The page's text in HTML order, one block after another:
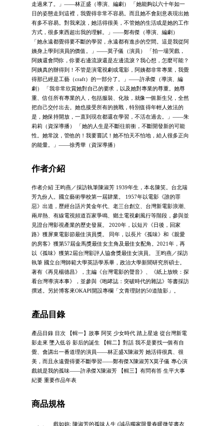
走過來了。」——林正盛（導演、編劇） 「她能夠以六十年如一
日的姿態走到這裡，我覺得非常不容易。而且她不會刻意表現出她
有多不容易。對我來說，她活得很美，不管她的生活或是她的工作
方式，很多東西超出我的理解。」——鄭有傑（導演、編劇）
「她永遠都覺得要不斷的學習，永遠都有進步的空間。這是我從阿
姨身上學到演員的價值。」——莫子儀（演員） 「拍一場哭戲，
阿姨還會問你，你要右邊流淚還是左邊流淚？我心想，怎麼可能？
阿姨真的辦得到！不管是演電視劇或電影，阿姨都非常專業，我覺
得那已經是工藝（craft）的一部分了。」——許承傑（導演、編
劇） 「我非常欣賞她對自己的要求，以及她對專業的尊重。她尊
重、信任所有專業的人，包括服裝、化妝，就像一個新生兒，全然
把自己交付出去。她也接受所有的挑戰，特別值得年輕人效法的
是，她保持開放，一直到現在都還在學習，不活在過去。」——朱
莉莉（資深導播） 「她的人生是不斷往前衝，不斷開發新的可能
性。她常說，管他的！我要嘗試！她不怕天不怕地，給人很多正向
的能量。」——徐秀華（資深導播）
作者介紹
作者介紹 王昀燕／採訪執筆陳淑芳 1939年生，本名陳笑。台北瑞
芳九份人。國立藝術學校第一屆肄業。 1957年以電影《誰的罪
惡》出道，歷經台語片黃金年代、老三台創立、台灣新電影浪潮、
兩岸熱、有線電視頻道百家爭鳴、鄉土電視劇風行等階段，參與並
見證台灣影視產業的歷史發展。 2020年，以短片《日後，回家
路》獲屏東電影節最佳演員獎。 同年，以長片《孤味》和《親愛
的房客》獲第57屆金馬獎最佳女主角及最佳女配角。2021年，再
以《孤味》獲第2屆台灣影評人協會獎最佳女演員。 王昀燕／採訪
執筆 國立台灣師範大學英語學系畢，政治大學新聞研究所碩士。
著有《再見楊德昌》，主編《台灣電影的聲音》、《紙上放映：探
看台灣導演本事》，並參與《咆哮誌：突破時代的雜誌》等書採訪
撰述。另於博客來OKAPI開設專欄「文青理財的50道陰影」。
產品目錄
產品目錄 目次 【輯一】故事 阿笑 少女時代 踏上星途 從台灣新電
影走來 墜入低谷 影后的誕生 【輯二】對話 我不是要找一個有自
覺、會講出一番道理的演員——林正盛X陳淑芳 她活得很真、很
美，而且永遠覺得要不斷學習——鄭有傑X陳淑芳X莫子儀 專心演
戲就是我的孤味——許承傑X陳淑芳 【輯三】有問有答 生平大事
紀要 重要作品年表
商品規格
戲如妳: 陳淑芳的孤味人生 (誠品獨家限量春暖微笑書衣